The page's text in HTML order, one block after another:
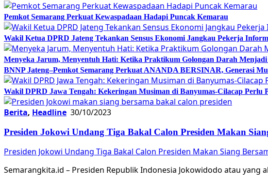
Pemkot Semarang Perkuat Kewaspadaan Hadapi Puncak Kemarau
Wakil Ketua DPRD Jateng Tekankan Sensus Ekonomi Jangkau Pekerja
Menyeka Jarum, Menyentuh Hati: Ketika Praktikum Golongan Darah
BNNP Jateng–Pemkot Semarang Perkuat ANANDA BERSINAR, Generasi
Wakil DPRD Jawa Tengah: Kekeringan Musiman di Banyumas-Cilacap Perlu
Berita, Headline 30/10/2023
Presiden Jokowi Undang Tiga Bakal Calon Presiden Makan
Presiden Jokowi Undang Tiga Bakal Calon Presiden Makan Siang
Semarangkita.id – Presiden Republik Indonesia Jokowidodo atau